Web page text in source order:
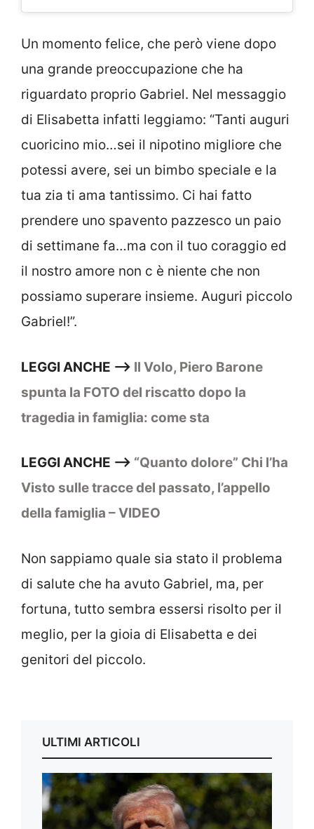
Un momento felice, che però viene dopo
una grande preoccupazione che ha
riguardato proprio Gabriel. Nel messaggio
di Elisabetta infatti leggiamo: “Tanti auguri
cuoricino mio…sei il nipotino migliore che
potessi avere, sei un bimbo speciale e la
tua zia ti ama tantissimo. Ci hai fatto
prendere uno spavento pazzesco un paio
di settimane fa…ma con il tuo coraggio ed
il nostro amore non c è niente che non
possiamo superare insieme. Auguri piccolo
Gabriel!”.
LEGGI ANCHE –> Il Volo, Piero Barone
spunta la FOTO del riscatto dopo la
tragedia in famiglia: come sta
LEGGI ANCHE –> “Quanto dolore” Chi l’ha
Visto sulle tracce del passato, l’appello
della famiglia – VIDEO
Non sappiamo quale sia stato il problema
di salute che ha avuto Gabriel, ma, per
fortuna, tutto sembra essersi risolto per il
meglio, per la gioia di Elisabetta e dei
genitori del piccolo.
ULTIMI ARTICOLI